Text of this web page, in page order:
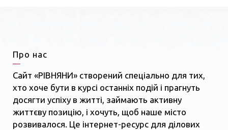
Про нас
Сайт «РІВНЯНИ» створений спеціально для тих,
хто хоче бути в курсі останніх подій і прагнуть
досягти успіху в житті, займають активну
життєву позицію, і хочуть, щоб наше місто
розвивалося. Це інтернет-ресурс для ділових